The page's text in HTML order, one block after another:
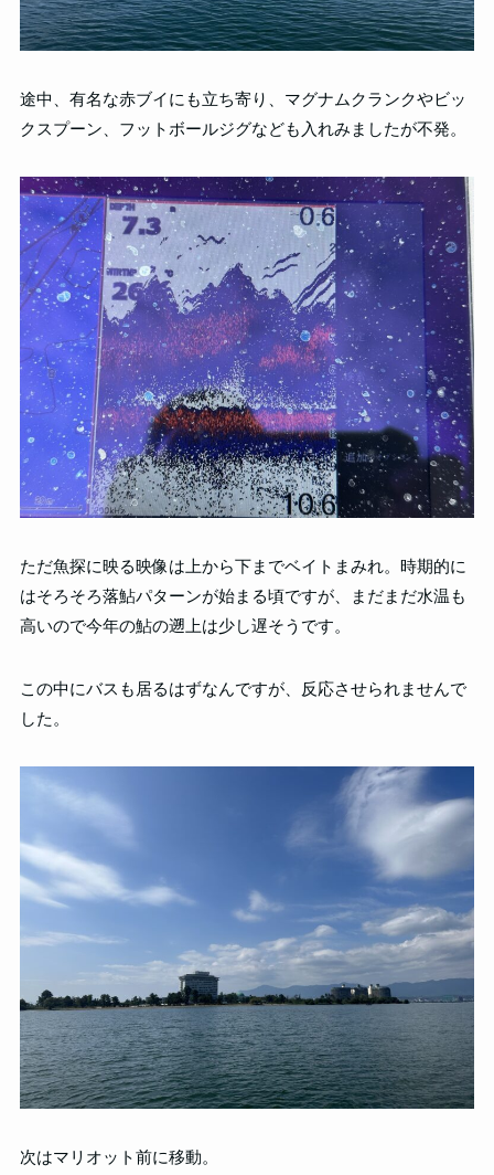
途中、有名な赤ブイにも立ち寄り、マグナムクランクやビッ
クスプーン、フットボールジグなども入れみましたが不発。
ただ魚探に映る映像は上から下までベイトまみれ。時期的に
はそろそろ落鮎パターンが始まる頃ですが、まだまだ水温も
高いので今年の鮎の遡上は少し遅そうです。
この中にバスも居るはずなんですが、反応させられませんで
した。
次はマリオット前に移動。